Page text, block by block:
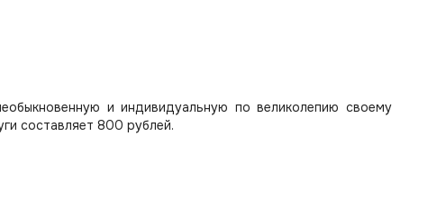
и индивидуальную по великолепию своему
составляет 800 рублей.